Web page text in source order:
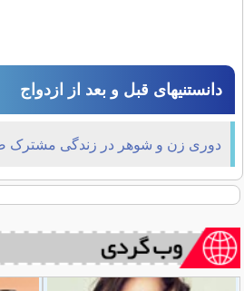
دانستنیهای قبل و بعد از ازدواج
دوری زن و شوهر در زندگی مشترک